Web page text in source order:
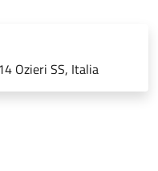
Ozieri SS, Italia